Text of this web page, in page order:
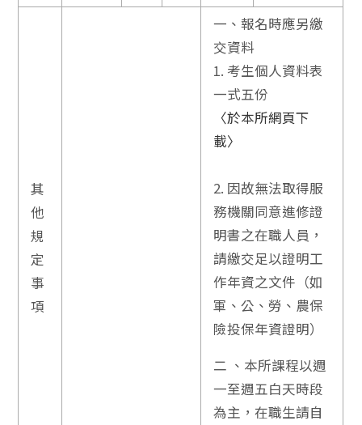
其
他
規
定
事
項
一、報名時應另繳
交資料
1. 考生個人資料表
一式五份
〈於本所網頁下
載〉
2. 因故無法取得服
務機關同意進修證
明書之在職人員，
請繳交足以證明工
作年資之文件（如
軍、公、勞、農保
險投保年資證明）
二 、本所課程以週
一至週五白天時段
為主，在職生請自